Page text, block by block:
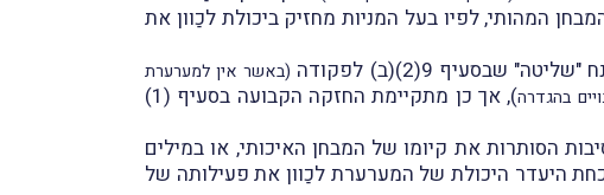
כך שככל שמתקיים המבחן המהותי, לפיו בעל המניות מחזיק ביכולת לכַוון את
(באשר אין למערערת
), אך כן מתקיימת החזקה הקבועה בסעיף (1)
הסותרות את קיומו של המבחן האיכותי, או במילים
בעת פירוק באמצעות הוכחת היעדר היכולת של המערערת לכַוון את פעילותה של